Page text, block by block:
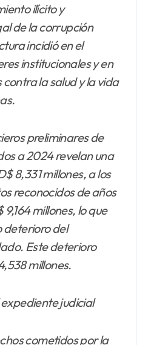
ilícito y
de la corrupción
incidió en el
institucionales y en
la salud y la vida
preliminares de
a 2024 revelan una
8,331 millones, a los
reconocidos de años
millones, lo que
deterioro del
Este deterioro
millones.
judicial
cometidos por la